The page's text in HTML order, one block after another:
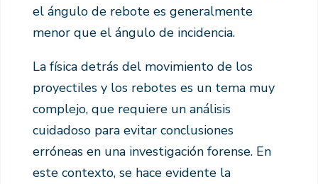
el ángulo de rebote es generalmente
menor que el ángulo de incidencia.
La física detrás del movimiento de los
proyectiles y los rebotes es un tema muy
complejo, que requiere un análisis
cuidadoso para evitar conclusiones
erróneas en una investigación forense. En
este contexto, se hace evidente la